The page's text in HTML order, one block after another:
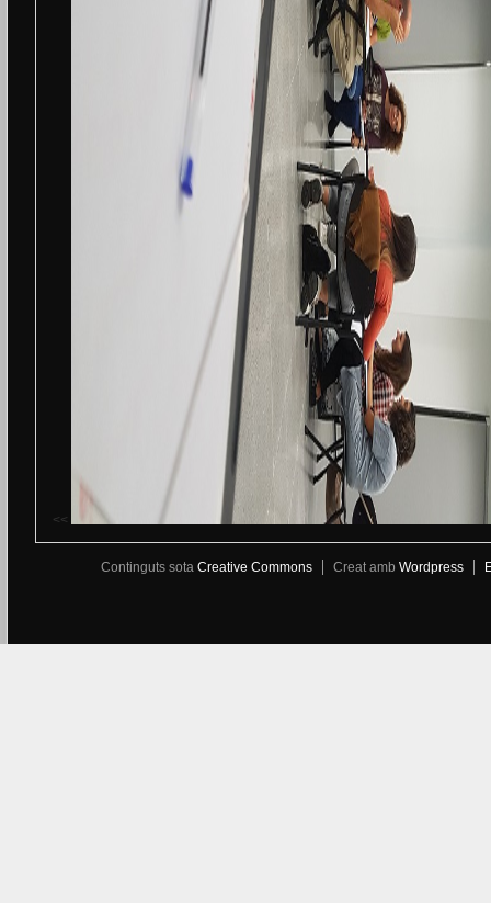
<<
Continguts sota Creative Commons Creat amb Wordpress